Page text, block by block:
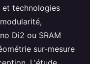
et technologies
Di2 ou SRAM
sur-mesure